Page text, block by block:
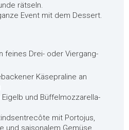
rätseln.
Event mit dem Dessert.
feines Drei- oder Viergang-
Käsepraline an
und Büffelmozzarella-
mit Portojus,
und saisonalem Gemüse